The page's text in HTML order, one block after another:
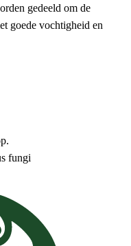
gedeeld om de
goede vochtigheid en
fungi